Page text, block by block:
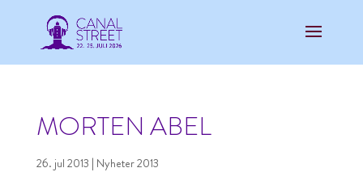
MORTEN ABEL
26. jul 2013 | Nyheter 2013